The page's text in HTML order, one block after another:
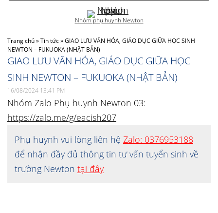
Trang chủ»Tin tức»GIAO LƯU VĂN HÓA, GIÁO DỤC GIỮA HỌC SINH
NEWTON – FUKUOKA (NHẬT BẢN)
GIAO LƯU VĂN HÓA, GIÁO DỤC GIỮA HỌC
SINH NEWTON – FUKUOKA (NHẬT BẢN)
16/08/2024 13:41 PM
Nhóm Zalo Phụ huynh Newton 03:
https://zalo.me/g/eacish207
Phụ huynh vui lòng liên hệ Zalo: 0376953188
để nhận đầy đủ thông tin tư vấn tuyển sinh về
trường Newton tại đây
Nhóm phụ huynh Newton